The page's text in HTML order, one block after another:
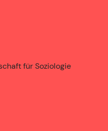
für Soziologie